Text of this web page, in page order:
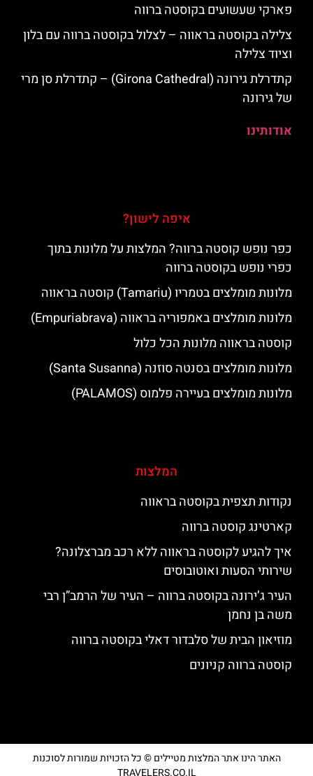
פארקי שעשועים בקוסטה ברווה
צלילה בקוסטה בראווה – לצלול בקוסטה ברווה עם בלון
וציוד צלילה
קתדרלת גירונה (Girona Cathedral) – קתדרלת סן מרי
של גירונה
אודותינו
איפה לישון?
כפר נופש קוסטה ברווה? המלצות על מלונות בתוך
כפרי נופש בקוסטה ברווה
מלונות מומלצים בטמריו (Tamariu) קוסטה בראווה
מלונות מומלצים באמפוריה בראווה (Empuriabrava)
קוסטה בראווה מלונות הכל כלול
מלונות מומלצים בסנטה סוזנה (Santa Susanna)
מלונות מומלצים בעיירה פלמוס (PALAMOS)
המלצות
נקודות תצפית בקוסטה בראווה
קארטינג קוסטה ברווה
איך להגיע לקוסטה בראווה ללא רכב מברצלונה?
שירותי הסעות ואוטובוסים
העיר ג’ירונה בקוסטה ברווה – העיר של הרמב”ן רבי
משה בן נחמן
מוזיאון הבית של סלבדור דאלי בקוסטה ברווה
קוסטה ברווה קניונים
האתר הינו אתר המלצות מטיילים © כל הזכויות שמורות לסוכנות